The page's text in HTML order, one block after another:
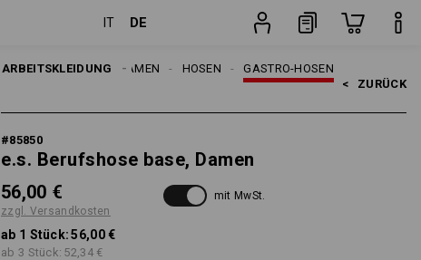
IT DE
ARBEITSKLEIDUNG GASTRO-HOSEN
HOSEN
DAMEN
< ZURÜCK
#85850
e.s. Berufshose base, Damen
56,00 €
zzgl. Versandkosten
mit MwSt.
ab 1 Stück: 56,00 €
ab 3 Stück: 52,34 €